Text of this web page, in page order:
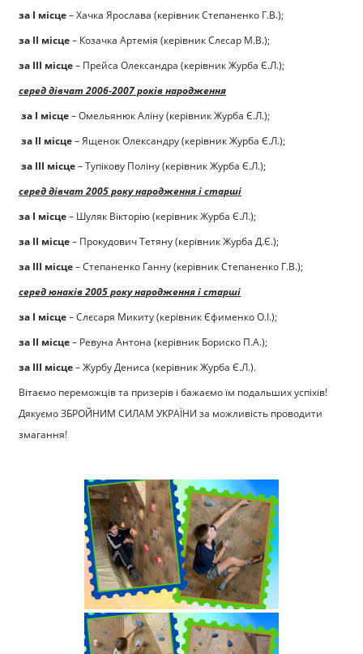
за І місце – Хачка Ярослава (керівник Степаненко Г.В.);
за ІІ місце – Козачка Артемія (керівник Слєсар М.В.);
за ІІІ місце – Прейса Олександра (керівник Журба Є.Л.);
серед дівчат 2006-2007 років народження
за І місце – Омельянюк Аліну (керівник Журба Є.Л.);
за ІІ місце – Ященок Олександру (керівник Журба Є.Л.);
за ІІІ місце – Тупікову Поліну (керівник Журба Є.Л.);
серед дівчат 2005 року народження і старші
за І місце – Шуляк Вікторію (керівник Журба Є.Л.);
за ІІ місце – Прокудович Тетяну (керівник Журба Д.Є.);
за ІІІ місце – Степаненко Ганну (керівник Степаненко Г.В.);
серед юнаків 2005 року народження і старші
за І місце – Слєсаря Микиту (керівник Єфименко О.І.);
за ІІ місце – Ревуна Антона (керівник Бориско П.А.);
за ІІІ місце – Журбу Дениса (керівник Журба Є.Л.).
Вітаємо переможців та призерів і бажаємо їм подальших успіхів!
Дякуємо ЗБРОЙНИМ СИЛАМ УКРАЇНИ за можливість проводити
змагання!